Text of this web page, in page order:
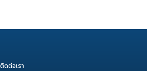
ติดต่อเรา